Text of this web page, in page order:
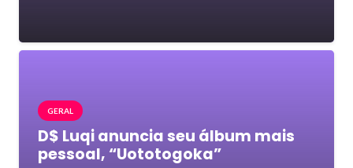
GERAL
D$ Luqi anuncia seu álbum mais
pessoal, “Uototogoka”